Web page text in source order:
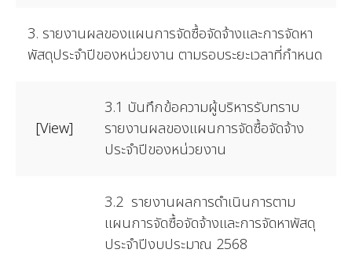
3. รายงานผลของแผนการจัดซื้อจัดจ้างและการจัดหา
พัสดุประจำปีของหน่วยงาน ตามรอบระยะเวลาที่กำหนด
[View]
3.1 บันทึกข้อความผู้บริหารรับทราบ
รายงานผลของแผนการจัดซื้อจัดจ้าง
ประจำปีของหน่วยงาน
3.2 รายงานผลการดำเนินการตาม
แผนการจัดซื้อจัดจ้างและการจัดหาพัสดุ
ประจำปีงบประมาณ 2568